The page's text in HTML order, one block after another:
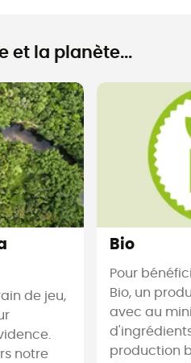
et la planète...
de jeu,
notre
Bio
Pour
Bio, un
avec au
production